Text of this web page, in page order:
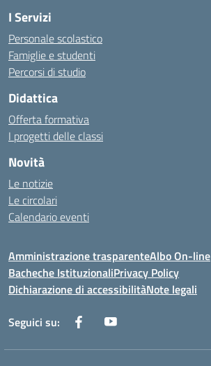
I Servizi
Personale scolastico
Famiglie e studenti
Percorsi di studio
Didattica
Offerta formativa
I progetti delle classi
Novità
Le notizie
Le circolari
Calendario eventi
Amministrazione trasparenteAlbo On-line
Bacheche IstituzionaliPrivacy Policy
Dichiarazione di accessibilitàNote legali
Seguici su: